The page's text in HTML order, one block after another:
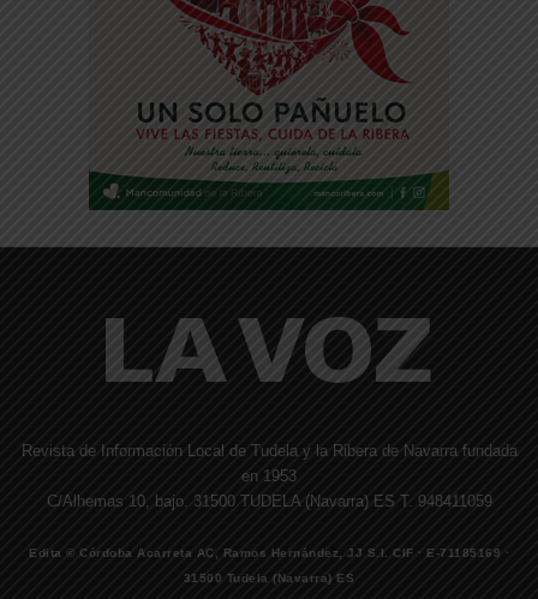
Revista de Información Local de Tudela y la Ribera de Navarra fundada
en 1953
C/Alhemas 10, bajo. 31500 TUDELA (Navarra) ES T. 948411059
Edita © Córdoba Acarreta AC, Ramos Hernández, JJ S.I. CIF · E-71185169 ·
31500 Tudela (Navarra) ES